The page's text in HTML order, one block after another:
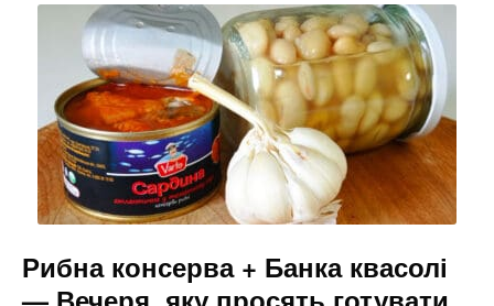
Рибна консерва + Банка квасолі